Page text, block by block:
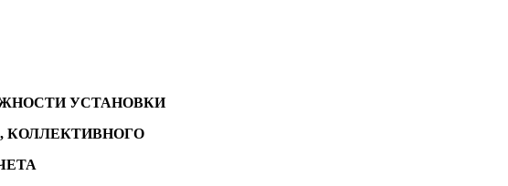
УСТАНОВКИ
КОЛЛЕКТИВНОГО